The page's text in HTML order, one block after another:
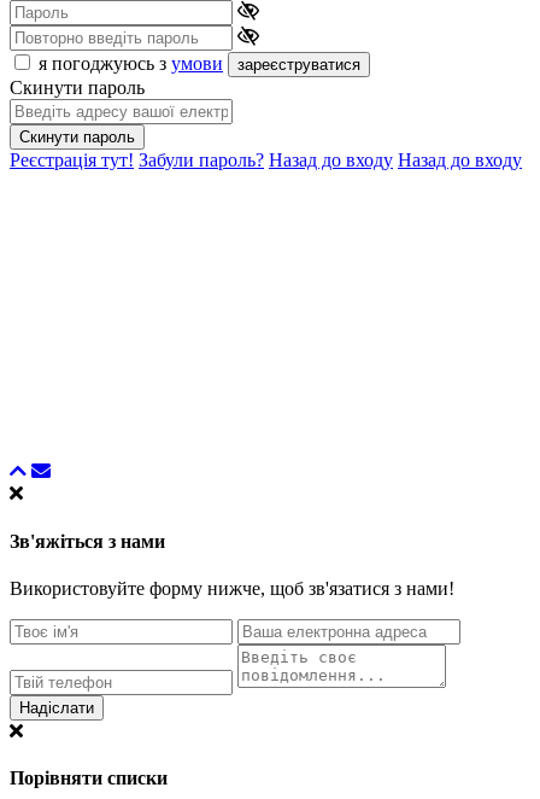
я погоджуюсь з умови зареєструватися
Скинути пароль
Скинути пароль
Реєстрація тут! Забули пароль? Назад до входу Назад до входу
Зв'яжіться з нами
Використовуйте форму нижче, щоб зв'язатися з нами!
Надіслати
Порівняти списки